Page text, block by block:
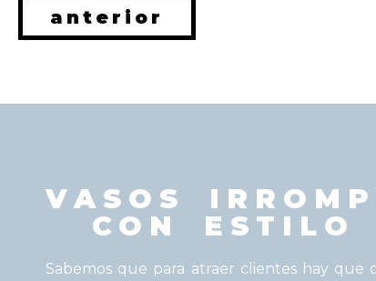
anterior
VASOS
CON ESTILO
Sabemos que para atraer clientes hay que